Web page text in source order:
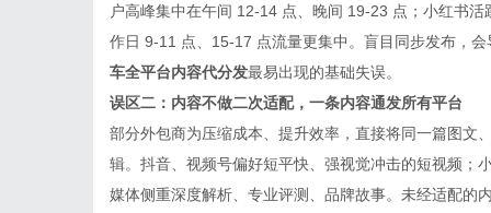
户高峰集中在午间 12-14 点、晚间 19-23 点；小红书
作日 9-11 点、15-17 点流量更集中。盲目同步发布，
车全平台内容代分发最易出现的基础失误。
误区二：内容不做二次适配，一条内容通发所有平台
部分外包商为压缩成本、提升效率，直接将同一篇图文
辑。抖音、视频号偏好短平快、强视觉冲击的短视频；
媒体侧重深度解析、专业评测、品牌故事。未经适配的